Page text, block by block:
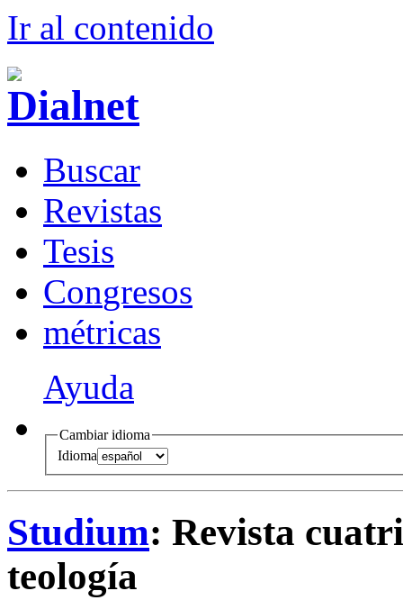
Ir al contenido
Buscar
Revistas
Tesis
Congresos
métricas
Ayuda
Cambiar idioma
Idioma
Studium: Revista
teología